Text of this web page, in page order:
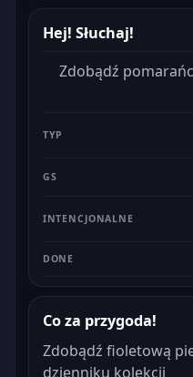
Hej! Słuchaj!
Zdobądź
Co za przygoda!
Zdobądź fioletową
dzienniku kolekcji